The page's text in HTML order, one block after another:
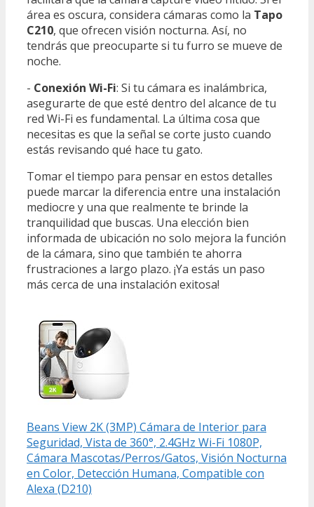
área es oscura, considera cámaras como la Tapo
C210, que ofrecen visión nocturna. Así, no
tendrás que preocuparte si tu furro se mueve de
noche.
- Conexión Wi-Fi: Si tu cámara es inalámbrica,
asegurarte de que esté dentro del alcance de tu
red Wi-Fi es fundamental. La última cosa que
necesitas es que la señal se corte justo cuando
estás revisando qué hace tu gato.
Tomar el tiempo para pensar en estos detalles
puede marcar la diferencia entre una instalación
mediocre y una que realmente te brinde la
tranquilidad que buscas. Una elección bien
informada de ubicación no solo mejora la función
de la cámara, sino que también te ahorra
frustraciones a largo plazo. ¡Ya estás un paso
más cerca de una instalación exitosa!
Beans View 2K (3MP) Cámara de Interior para
Seguridad, Vista de 360°, 2.4GHz Wi-Fi 1080P,
Cámara Mascotas/Perros/Gatos, Visión Nocturna
en Color, Detección Humana, Compatible con
Alexa (D210)